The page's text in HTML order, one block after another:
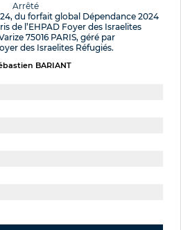
Arrêté
du forfait global Dépendance 2024
de l’EHPAD Foyer des Israelites
75016 PARIS, géré par
des Israelites Réfugiés.
BARIANT